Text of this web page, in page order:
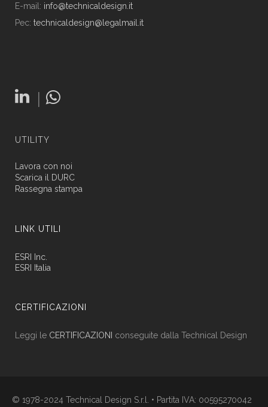
E-mail: info@technicaldesign.it
Pec: technicaldesign@legalmail.it
|
UTILITY
Lavora con noi
Scarica il DURC
Rassegna stampa
LINK UTILI
ESRI Inc.
ESRI Italia
CERTIFICAZIONI
Leggi le CERTIFICAZIONI conseguite dalla Technical Design
© 1978-2024 Technical Design S.r.l. • Partita IVA: 00595270042